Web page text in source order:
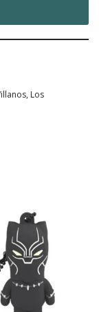
, Los